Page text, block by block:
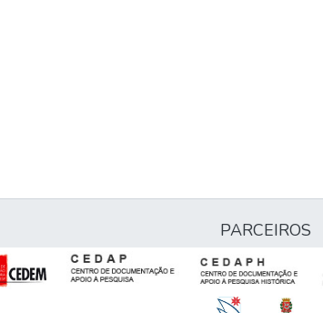
PARCEIROS